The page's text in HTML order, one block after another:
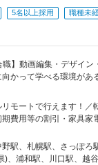
5名以上採用
職種未
職】動画編集・デザイ
かって学べる環境があ
リモートで行えます！
費用等の割引・家具家
・テレワークOKな案件
9 新橋プレイス7F└各
＞東京都中野区東中野4-
駅、札幌駅、さっぽろ
)、浦和駅、川口駅、越